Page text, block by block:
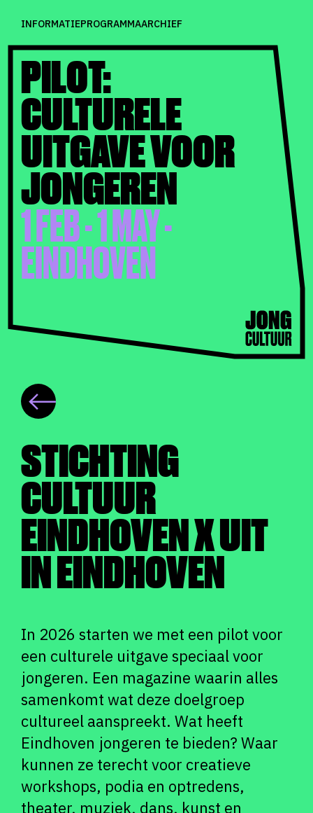
INFORMATIEPROGRAMMAARCHIEF
PILOT:
CULTURELE
UITGAVE VOOR
JONGEREN
1 FEB - 1 MAY -
EINDHOVEN
STICHTING
CULTUUR
EINDHOVEN X UIT
IN EINDHOVEN
In 2026 starten we met een pilot voor
een culturele uitgave speciaal voor
jongeren. Een magazine waarin alles
samenkomt wat deze doelgroep
cultureel aanspreekt. Wat heeft
Eindhoven jongeren te bieden? Waar
kunnen ze terecht voor creatieve
workshops, podia en optredens,
theater, muziek, dans, kunst en